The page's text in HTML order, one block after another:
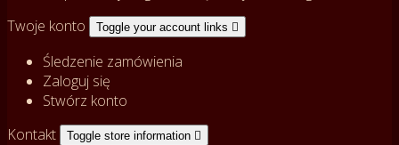
Twoje konto
Toggle your account links 
Śledzenie zamówienia
Zaloguj się
Stwórz konto
Kontakt
Toggle store information 